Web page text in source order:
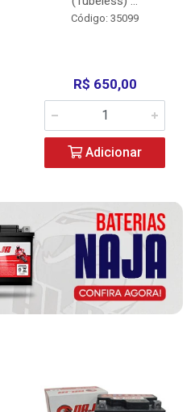
Código: 35099
R$ 650,00
Adicionar